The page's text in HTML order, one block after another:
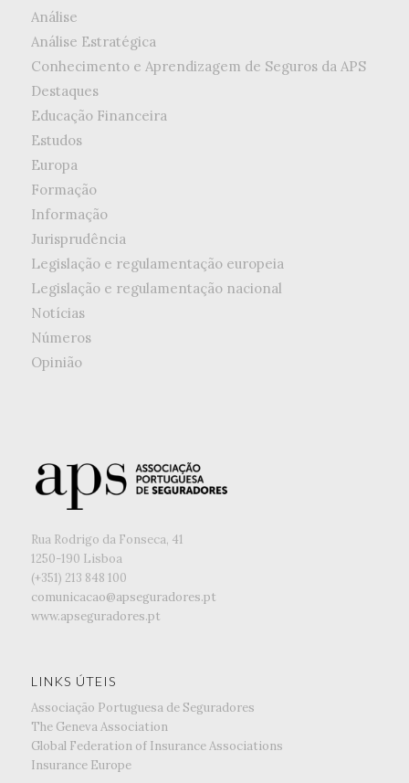
Análise
Análise Estratégica
Conhecimento e Aprendizagem de Seguros da APS
Destaques
Educação Financeira
Estudos
Europa
Formação
Informação
Jurisprudência
Legislação e regulamentação europeia
Legislação e regulamentação nacional
Notícias
Números
Opinião
Rua Rodrigo da Fonseca, 41
1250-190 Lisboa
(+351) ‭213 848 100
comunicacao@apseguradores.pt
www.apseguradores.pt
LINKS ÚTEIS
Associação Portuguesa de Seguradores
The Geneva Association
Global Federation of Insurance Associations
Insurance Europe